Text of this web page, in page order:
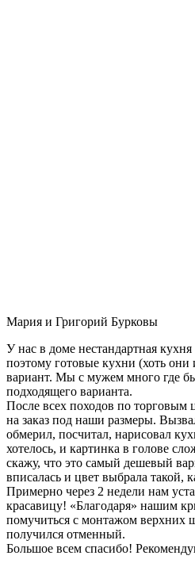
Мария и Григорий Бурковы
У нас в доме нестандартная
поэтому готовые кухни (хоть
вариант. Мы с мужем много где
подходящего варианта.
После всех походов по торговым
на заказ под наши размеры.
обмерил, посчитал, нарисовал
хотелось, и картинка в голове
скажу, что это самый дешевый
вписалась и цвет выбрала такой,
Примерно через 2 недели нам
красавицу! «Благодаря» нашим
помучиться с монтажом верхних
получился отменный.
Большое всем спасибо!